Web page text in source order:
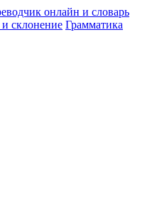
и склонение Грамматика